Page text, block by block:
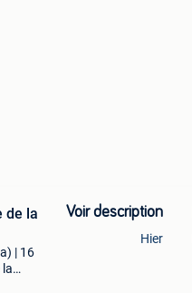
de la
| 16
Voir description
Hier